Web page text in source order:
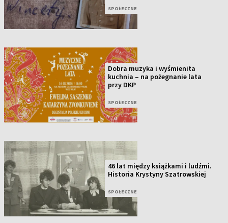
SPOŁECZNE
Dobra muzyka i wyśmienita
kuchnia – na pożegnanie lata
przy DKP
SPOŁECZNE
46 lat między książkami i ludźmi.
Historia Krystyny Szatrowskiej
SPOŁECZNE